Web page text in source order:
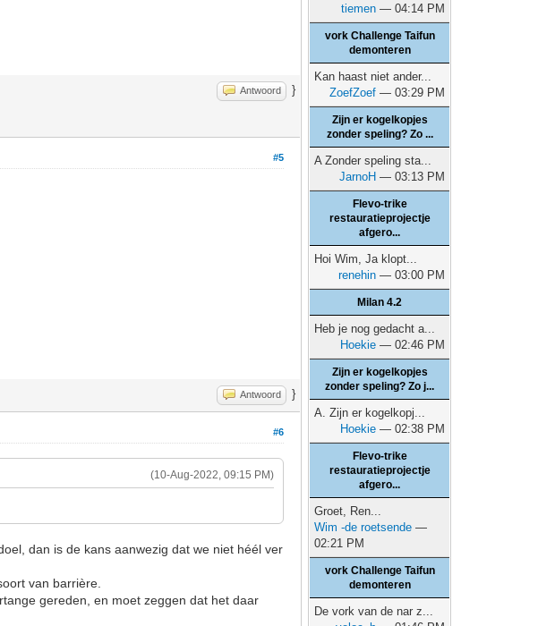
Antwoord }
#5
Antwoord }
#6
(10-Aug-2022, 09:15 PM)
dan is de kans aanwezig dat we niet héél ver
van barrière.
gereden, en moet zeggen dat het daar
tiemen — 04:14 PM
vork Challenge Taifun
demonteren
Kan haast niet ander...
ZoefZoef — 03:29 PM
Zijn er kogelkopjes
zonder speling? Zo ...
A Zonder speling sta...
JarnoH — 03:13 PM
Flevo-trike
restauratieprojectje
afgero...
Hoi Wim, Ja klopt...
renehin — 03:00 PM
Milan 4.2
Heb je nog gedacht a...
Hoekie — 02:46 PM
Zijn er kogelkopjes
zonder speling? Zo j...
A. Zijn er kogelkopj...
Hoekie — 02:38 PM
Flevo-trike
restauratieprojectje
afgero...
Groet, Ren...
Wim -de roetsende —
02:21 PM
vork Challenge Taifun
demonteren
De vork van de nar z...